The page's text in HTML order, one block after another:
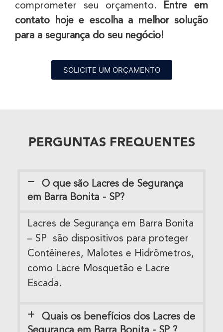
comprometer seu orçamento.
Entre em
contato hoje e escolha a melhor solução
para a segurança do seu negócio!
SOLICITE UM ORÇAMENTO
PERGUNTAS FREQUENTES
O que são Lacres de Segurança
em Barra Bonita - SP?
Lacres de Segurança em Barra Bonita
– SP são dispositivos para proteger
Contêineres, Malotes e Hidrômetros,
como Lacre Mosquetão e Lacre
Escada.
Quais os benefícios dos Lacres de